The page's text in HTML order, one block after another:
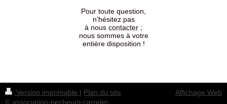
Pour toute question,
n'hésitez pas
à nous contacter ;
nous sommes à votre
entière disposition !
Version imprimable | Plan du site
© association-pecheurs-carrelet-
Affichage Web